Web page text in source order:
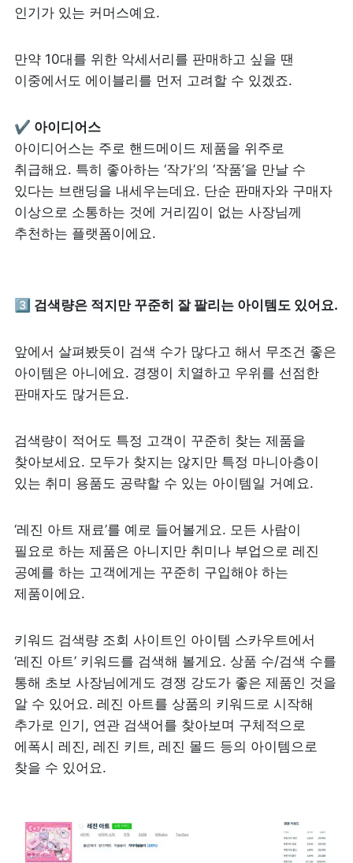
인기가 있는 커머스예요.
만약 10대를 위한 악세서리를 판매하고 싶을 땐
이중에서도 에이블리를 먼저 고려할 수 있겠죠.
✔ 아이디어스
아이디어스는 주로 핸드메이드 제품을 위주로
취급해요. 특히 좋아하는 ‘작가’의 ‘작품’을 만날 수
있다는 브랜딩을 내세우는데요. 단순 판매자와 구매자
이상으로 소통하는 것에 거리낌이 없는 사장님께
추천하는 플랫폼이에요.
3️⃣ 검색량은 적지만 꾸준히 잘 팔리는 아이템도 있어요.
앞에서 살펴봤듯이 검색 수가 많다고 해서 무조건 좋은
아이템은 아니에요. 경쟁이 치열하고 우위를 선점한
판매자도 많거든요.
검색량이 적어도 특정 고객이 꾸준히 찾는 제품을
찾아보세요. 모두가 찾지는 않지만 특정 마니아층이
있는 취미 용품도 공략할 수 있는 아이템일 거예요.
‘레진 아트 재료’를 예로 들어볼게요. 모든 사람이
필요로 하는 제품은 아니지만 취미나 부업으로 레진
공예를 하는 고객에게는 꾸준히 구입해야 하는
제품이에요.
키워드 검색량 조회 사이트인 아이템 스카우트에서
‘레진 아트’ 키워드를 검색해 볼게요. 상품 수/검색 수를
통해 초보 사장님에게도 경쟁 강도가 좋은 제품인 것을
알 수 있어요. 레진 아트를 상품의 키워드로 시작해
추가로 인기, 연관 검색어를 찾아보며 구체적으로
에폭시 레진, 레진 키트, 레진 몰드 등의 아이템으로
찾을 수 있어요.